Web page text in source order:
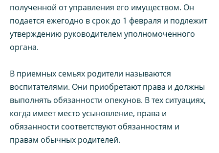
полученной от управления его имуществом. Он
подается ежегодно в срок до 1 февраля и подлежит
утверждению руководителем уполномоченного
органа.
В приемных семьях родители называются
воспитателями. Они приобретают права и должны
выполнять обязанности опекунов. В тех ситуациях,
когда имеет место усыновление, права и
обязанности соответствуют обязанностям и
правам обычных родителей.